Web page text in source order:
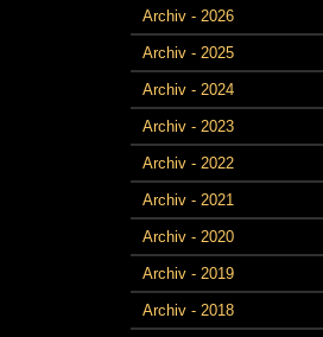
Archiv - 2026
Archiv - 2025
Archiv - 2024
Archiv - 2023
Archiv - 2022
Archiv - 2021
Archiv - 2020
Archiv - 2019
Archiv - 2018